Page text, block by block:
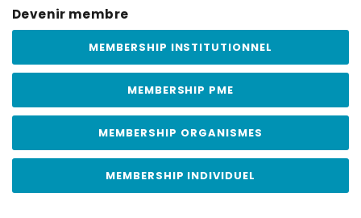
Devenir membre
MEMBERSHIP INSTITUTIONNEL
MEMBERSHIP PME
MEMBERSHIP ORGANISMES
MEMBERSHIP INDIVIDUEL